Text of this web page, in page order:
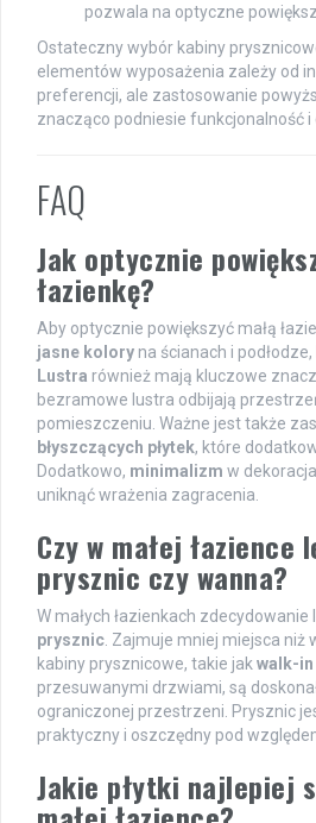
pozwala na optyczne
Ostateczny wybór kabiny
elementów wyposażenia zależy od
preferencji, ale zastosowanie
znacząco podniesie funkcjonalność i
FAQ
Jak optycznie
łazienkę?
Aby optycznie powiększyć małą
jasne kolory na ścianach i
Lustra również mają kluczowe
bezramowe lustra odbijają
pomieszczeniu. Ważne jest także
błyszczących płytek, które
Dodatkowo, minimalizm w
uniknąć wrażenia zagracenia.
Czy w małej łazience
prysznic czy wanna?
W małych łazienkach
prysznic . Zajmuje mniej miejsca niż
kabiny prysznicowe, takie jak walk-in
przesuwanymi drzwiami, są
ograniczonej przestrzeni. Prysznic
praktyczny i oszczędny pod
Jakie płytki najlepiej